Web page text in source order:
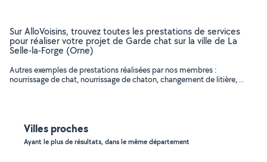
Sur AlloVoisins, trouvez toutes les prestations de services
pour réaliser votre projet de Garde chat sur la ville de La
Selle-la-Forge (Orne)
Autres exemples de prestations réalisées par nos membres :
nourrissage de chat, nourrissage de chaton, changement de litière, ..
Villes proches
Ayant le plus de résultats, dans le même département